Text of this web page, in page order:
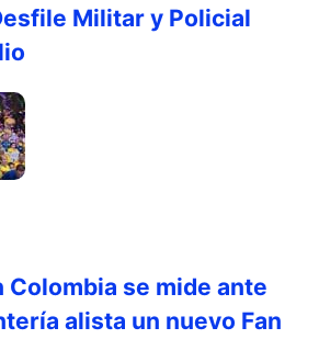
Militar y Policial
Colombia se mide ante
alista un nuevo Fan